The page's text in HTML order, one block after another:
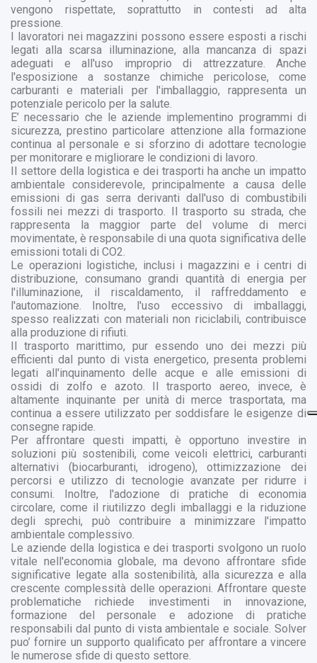
vengono rispettate, soprattutto in contesti ad alta
pressione.
I lavoratori nei magazzini possono essere esposti a rischi
legati alla scarsa illuminazione, alla mancanza di spazi
adeguati e all'uso improprio di attrezzature. Anche
l'esposizione a sostanze chimiche pericolose, come
carburanti e materiali per l'imballaggio, rappresenta un
potenziale pericolo per la salute.
E’ necessario che le aziende implementino programmi di
sicurezza, prestino particolare attenzione alla formazione
continua al personale e si sforzino di adottare tecnologie
per monitorare e migliorare le condizioni di lavoro.
Il settore della logistica e dei trasporti ha anche un impatto
ambientale considerevole, principalmente a causa delle
emissioni di gas serra derivanti dall'uso di combustibili
fossili nei mezzi di trasporto. Il trasporto su strada, che
rappresenta la maggior parte del volume di merci
movimentate, è responsabile di una quota significativa delle
emissioni totali di CO2.
Le operazioni logistiche, inclusi i magazzini e i centri di
distribuzione, consumano grandi quantità di energia per
l'illuminazione, il riscaldamento, il raffreddamento e
l'automazione. Inoltre, l'uso eccessivo di imballaggi,
spesso realizzati con materiali non riciclabili, contribuisce
alla produzione di rifiuti.
Il trasporto marittimo, pur essendo uno dei mezzi più
efficienti dal punto di vista energetico, presenta problemi
legati all'inquinamento delle acque e alle emissioni di
ossidi di zolfo e azoto. Il trasporto aereo, invece, è
altamente inquinante per unità di merce trasportata, ma
continua a essere utilizzato per soddisfare le esigenze di
consegne rapide.
Per affrontare questi impatti, è opportuno investire in
soluzioni più sostenibili, come veicoli elettrici, carburanti
alternativi (biocarburanti, idrogeno), ottimizzazione dei
percorsi e utilizzo di tecnologie avanzate per ridurre i
consumi. Inoltre, l'adozione di pratiche di economia
circolare, come il riutilizzo degli imballaggi e la riduzione
degli sprechi, può contribuire a minimizzare l'impatto
ambientale complessivo.
Le aziende della logistica e dei trasporti svolgono un ruolo
vitale nell'economia globale, ma devono affrontare sfide
significative legate alla sostenibilità, alla sicurezza e alla
crescente complessità delle operazioni. Affrontare queste
problematiche richiede investimenti in innovazione,
formazione del personale e adozione di pratiche
responsabili dal punto di vista ambientale e sociale. Solver
puo’ fornire un supporto qualificato per affrontare a vincere
le numerose sfide di questo settore.